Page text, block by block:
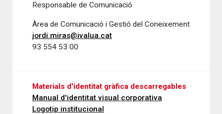
Responsable de Comunicació
Àrea de Comunicació i Gestió del Coneixement
jordi.miras@ivalua.cat
93 554 53 00
Materials d'identitat gràfica descarregables
Manual d'identitat visual corporativa
Logotip institucional